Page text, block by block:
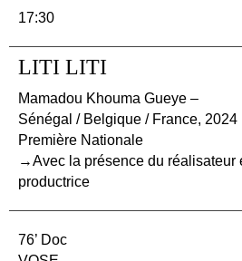
17:30
LITI LITI
Mamadou Khouma Gueye –
Sénégal / Belgique / France, 2024
Première Nationale
→Avec la présence du réalisateur
productrice
76’ Doc